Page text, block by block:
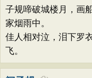
子规啼破城楼月，画
家烟雨中。
佳人相对泣，泪下罗
飞。